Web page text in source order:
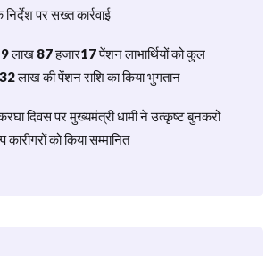
पर सख्त कार्रवाई
लाख 87 हजार17 पेंशन लाभार्थियों को कुल
लाख की पेंशन राशि का किया भुगतान
दिवस पर मुख्यमंत्री धामी ने उत्कृष्ट बुनकरों
को किया सम्मानित